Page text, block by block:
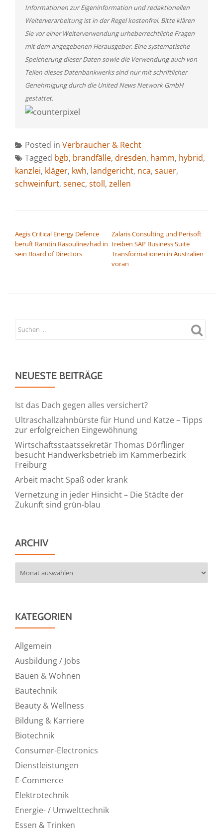
Informationen zur Eigeninformation und redaktionellen
Weiterverarbeitung ist in der Regel kostenfrei. Bitte klären
Sie vor einer Weiterverwendung urheberrechtliche Fragen
mit dem angegebenen Herausgeber. Eine systematische
Speicherung dieser Daten sowie die Verwendung auch von
Teilen dieses Datenbankwerks sind nur mit schriftlicher
Genehmigung durch die United News Network GmbH
gestattet.
Posted in Verbraucher & Recht
Tagged bgb, brandfälle, dresden, hamm, hybrid,
kanzlei, kläger, kwh, landgericht, nca, sauer,
schweinfurt, senec, stoll, zellen
Aegis Critical Energy Defence
beruft Ramtin Rasoulinezhad in
sein Board of Directors
Zalaris Consulting und Perisoft
treiben SAP Business Suite
Transformationen in Australien
voran
NEUESTE BEITRÄGE
Ist das Dach gegen alles versichert?
Ultraschallzahnbürste für Hund und Katze – Tipps
zur erfolgreichen Eingewöhnung
Wirtschaftsstaatssekretär Thomas Dörflinger
besucht Handwerksbetrieb im Kammerbezirk
Freiburg
Arbeit macht Spaß oder krank
Vernetzung in jeder Hinsicht – Die Städte der
Zukunft sind grün-blau
ARCHIV
KATEGORIEN
Allgemein
Ausbildung / Jobs
Bauen & Wohnen
Bautechnik
Beauty & Wellness
Bildung & Karriere
Biotechnik
Consumer-Electronics
Dienstleistungen
E-Commerce
Elektrotechnik
Energie- / Umwelttechnik
Essen & Trinken